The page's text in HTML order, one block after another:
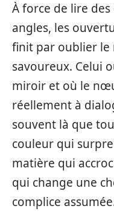
À force de lire des
angles, les
finit par oublier le
savoureux. Celui
miroir et où le
réellement à
souvent là que
couleur qui
matière qui
qui change une
complice